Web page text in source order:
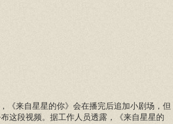
《来自星星的你》会在播完后追加小剧场，但
这段视频。据工作人员透露，《来自星星的